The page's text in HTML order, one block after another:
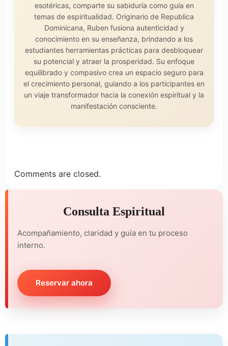
esotéricas, comparte su sabiduría como guía en
temas de espiritualidad. Originario de Republica
Dominicana, Ruben fusiona autenticidad y
conocimiento en su enseñanza, brindando a los
estudiantes herramientas prácticas para desbloquear
su potencial y atraer la prosperidad. Su enfoque
equilibrado y compasivo crea un espacio seguro para
el crecimiento personal, guiando a los participantes en
un viaje transformador hacia la conexión espiritual y la
manifestación consciente.
Comments are closed.
Consulta Espiritual
Acompañamiento, claridad y guía en tu proceso
interno.
Reservar ahora